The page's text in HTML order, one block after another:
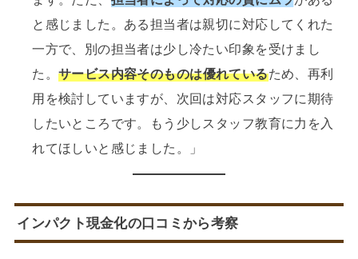
と感じました。ある担当者は親切に対応してくれた
一方で、別の担当者は少し冷たい印象を受けまし
た。 サービス内容そのものは優れているため、再利
用を検討していますが、次回は対応スタッフに期待
したいところです。もう少しスタッフ教育に力を入
れてほしいと感じました。」
インパクト現金化の口コミから考察